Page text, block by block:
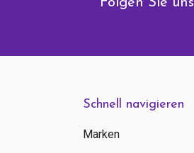
Schnell navigieren
Marken